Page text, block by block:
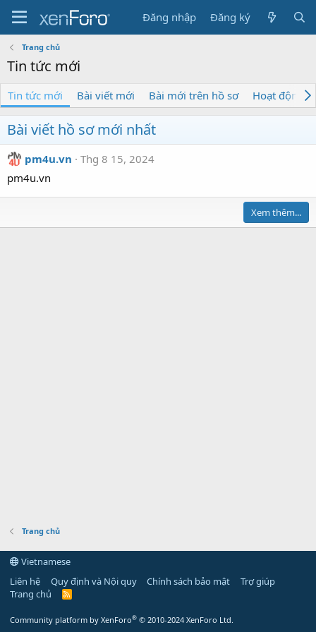
Đăng nhập Đăng ký
Trang chủ
Tin tức mới
Tin tức mới Bài viết mới Bài mới trên hồ sơ Hoạt động
Bài viết hồ sơ mới nhất
pm4u.vn
Thg 8 15, 2024
pm4u.vn
Xem thêm...
Trang chủ
Vietnamese
Liên hệ
Quy định và Nội quy Chính sách bảo mật
Trợ giúp
Trang chủ
R
Community platform by XenForo® © 2010-2024 XenForo Ltd.